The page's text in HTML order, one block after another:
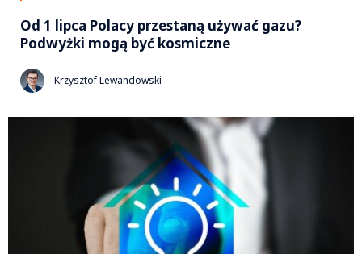
Od 1 lipca Polacy przestaną używać gazu?
Podwyżki mogą być kosmiczne
Krzysztof Lewandowski